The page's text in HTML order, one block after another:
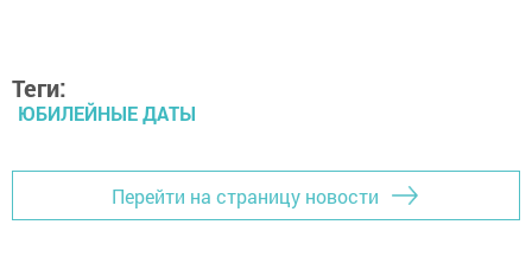
Теги:
ЮБИЛЕЙНЫЕ ДАТЫ
Перейти на страницу новости